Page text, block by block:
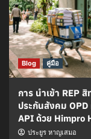
Blog คู่มือ
การ นำเข้า REP สิ
ประกันสังคม OPD
API ด้วย Himpro
ประยูร หาญเสมอ